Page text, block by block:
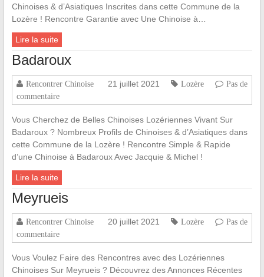
Chinoises & d’Asiatiques Inscrites dans cette Commune de la
Lozère ! Rencontre Garantie avec Une Chinoise à…
Lire la suite
Badaroux
Rencontrer Chinoise 21 juillet 2021 Lozère
Pas de
commentaire
Vous Cherchez de Belles Chinoises Lozériennes Vivant Sur
Badaroux ? Nombreux Profils de Chinoises & d’Asiatiques dans
cette Commune de la Lozère ! Rencontre Simple & Rapide
d’une Chinoise à Badaroux Avec Jacquie & Michel !
Lire la suite
Meyrueis
Rencontrer Chinoise 20 juillet 2021 Lozère
Pas de
commentaire
Vous Voulez Faire des Rencontres avec des Lozériennes
Chinoises Sur Meyrueis ? Découvrez des Annonces Récentes